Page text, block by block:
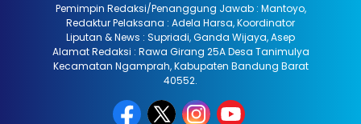
Pemimpin Redaksi/Penanggung Jawab : Mantoyo,
Redaktur Pelaksana : Adela Harsa, Koordinator
Liputan & News : Supriadi, Ganda Wijaya, Asep
Alamat Redaksi : Rawa Girang 25A Desa Tanimulya
Kecamatan Ngamprah, Kabupaten Bandung Barat
40552.